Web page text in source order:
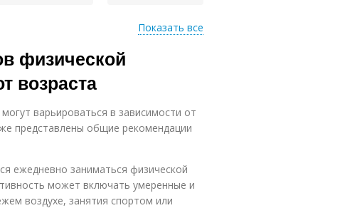
инвалидности
пожилых людей
Человек в
занятия
Люди в
Человек для
улучшения
Человек во
время
Показать все
физической
возраста
варьироваться в зависимости от
представлены общие рекомендации
ежедневно заниматься физической
может включать умеренные и
воздухе, занятия спортом или